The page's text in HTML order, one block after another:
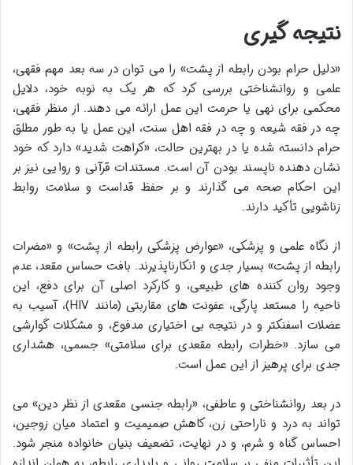
نتیجه گیری
«دلیل حرام بودن رابطه از پشت» را می توان در سه بعد مهم فقهی،
علمی و روانشناختی بررسی کرد که هر یک به نوبه خود، دلایل
محکمی برای نهی یا حرمت این عمل ارائه می دهند. از منظر فقهی،
چه در فقه شیعه و چه در فقه اهل سنت، این عمل یا به طور مطلق
حرام دانسته شده یا در بهترین حالت، «کراهت شدید» دارد که خود
نشان دهنده ناپسند بودن آن است. مستندات قرآنی و روایی نیز بر
این احکام صحه می گذارند و بر حفظ قداست و سلامت روابط
زناشویی تأکید دارند.
از نگاه علمی و پزشکی، «عوارض پزشکی رابطه از پشت» و «مضرات
رابطه از پشت» بسیار جدی و انکارناپذیرند. بافت حساس مقعد، عدم
وجود روان کننده های طبیعی، و کارکرد اصلی آن برای دفع، این
ناحیه را مستعد پارگی، عفونت های مقاربتی (مانند HIV)، آسیب به
عضلات اسفنکتر و در نتیجه بی اختیاری مدفوع، و مشکلات گوارشی
می سازد. «خطرات رابطه مقعدی برای سلامتی» جسمی، هشداری
جدی برای پرهیز از این عمل است.
در بعد روانشناختی و عاطفی، «رابطه جنسی مقعدی از نظر دین» می
تواند به درد و ناراحتی زن، کاهش صمیمیت و اعتماد میان زوجین،
احساس گناه و شرم، و در نهایت، تضعیف بنیان خانواده منجر شود.